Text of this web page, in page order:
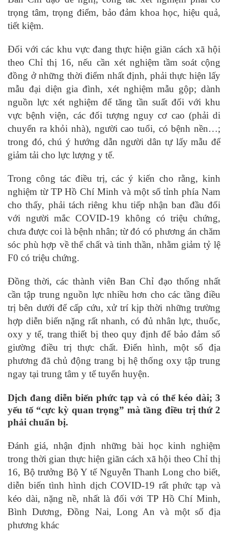
trọng tâm, trọng điểm, bảo đảm khoa học, hiệu quả,
tiết kiệm.
Đối với các khu vực đang thực hiện giãn cách xã hội
theo Chỉ thị 16, nếu cần xét nghiệm tầm soát cộng
đồng ở những thời điểm nhất định, phải thực hiện lấy
mẫu đại diện gia đình, xét nghiệm mẫu gộp; dành
nguồn lực xét nghiệm để tăng tần suất đối với khu
vực bệnh viện, các đối tượng nguy cơ cao (phải di
chuyển ra khỏi nhà), người cao tuổi, có bệnh nền…;
trong đó, chú ý hướng dẫn người dân tự lấy mẫu để
giảm tải cho lực lượng y tế.
Trong công tác điều trị, các ý kiến cho rằng, kinh
nghiệm từ TP Hồ Chí Minh và một số tỉnh phía Nam
cho thấy, phải tách riêng khu tiếp nhận ban đầu đối
với người mắc COVID-19 không có triệu chứng,
chưa được coi là bệnh nhân; từ đó có phương án chăm
sóc phù hợp về thể chất và tinh thần, nhằm giảm tỷ lệ
F0 có triệu chứng.
Đồng thời, các thành viên Ban Chỉ đạo thống nhất
cần tập trung nguồn lực nhiều hơn cho các tầng điều
trị bên dưới để cấp cứu, xử trí kịp thời những trường
hợp diễn biến nặng rất nhanh, có đủ nhân lực, thuốc,
oxy y tế, trang thiết bị theo quy định để bảo đảm số
giường điều trị thực chất. Điển hình, một số địa
phương đã chủ động trang bị hệ thống oxy tập trung
ngay tại trung tâm y tế tuyến huyện.
Dịch đang diễn biến phức tạp và có thể kéo dài; 3
yếu tố “cực kỳ quan trọng” mà tầng điều trị thứ 2
phải chuẩn bị.
Đánh giá, nhận định những bài học kinh nghiệm
trong thời gian thực hiện giãn cách xã hội theo Chỉ thị
16, Bộ trưởng Bộ Y tế Nguyễn Thanh Long cho biết,
diễn biến tình hình dịch COVID-19 rất phức tạp và
kéo dài, nặng nề, nhất là đối với TP Hồ Chí Minh,
Bình Dương, Đồng Nai, Long An và một số địa
phương khác